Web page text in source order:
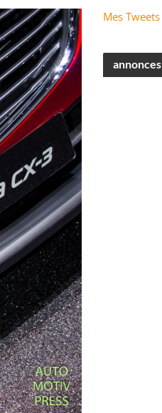
Mes Tweets
annonces